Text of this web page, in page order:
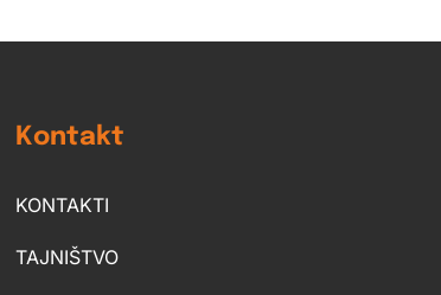
Kontakt
KONTAKTI
TAJNIŠTVO